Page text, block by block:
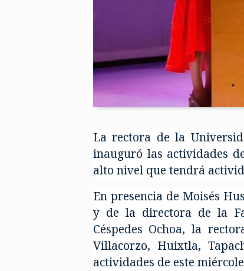
La rectora de la
inauguró las actividades
alto nivel que tendrá
En presencia de Moisés
y de la directora de la
Céspedes Ochoa, la
Villacorzo, Huixtla,
actividades de este